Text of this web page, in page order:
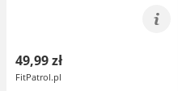
49,99 zł
FitPatrol.pl